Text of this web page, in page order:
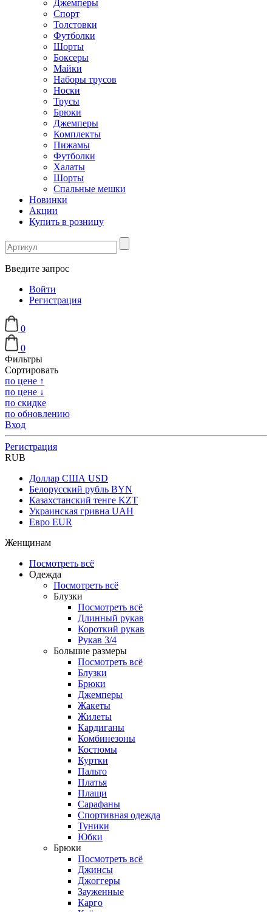
Джемперы
Спорт
Толстовки
Футболки
Шорты
Боксеры
Майки
Наборы трусов
Носки
Трусы
Брюки
Джемперы
Комплекты
Пижамы
Футболки
Халаты
Шорты
Спальные мешки
Новинки
Акции
Купить в розницу
Введите запрос
Войти
Регистрация
0
0
Фильтры
Сортировать
по цене ↑
по цене ↓
по скидке
по обновлению
Вход
Регистрация
RUB
Доллар США USD
Белорусский рубль BYN
Казахстанский тенге KZT
Украинская гривна UAH
Евро EUR
Женщинам
Посмотреть всё
Одежда
Посмотреть всё
Блузки
Посмотреть всё
Длинный рукав
Короткий рукав
Рукав 3/4
Большие размеры
Посмотреть всё
Блузки
Брюки
Джемперы
Жакеты
Жилеты
Кардиганы
Комбинезоны
Костюмы
Куртки
Пальто
Платья
Плащи
Сарафаны
Спортивная одежда
Туники
Юбки
Брюки
Посмотреть всё
Джинсы
Джоггеры
Зауженные
Карго